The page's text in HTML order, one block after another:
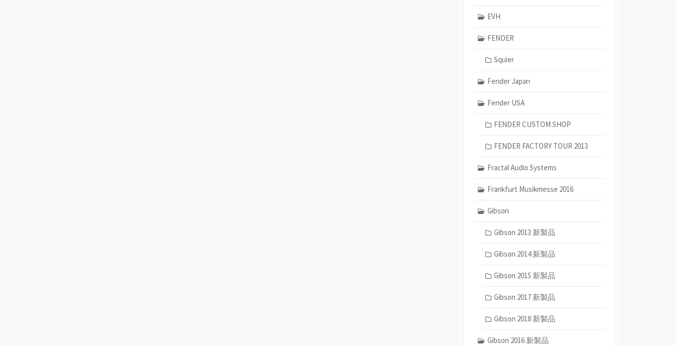
EVH
FENDER
Squier
Fender Japan
Fender USA
FENDER CUSTOM SHOP
FENDER FACTORY TOUR 2013
Fractal Audio Systems
Frankfurt Musikmesse 2016
Gibson
Gibson 2013 新製品
Gibson 2014 新製品
Gibson 2015 新製品
Gibson 2017 新製品
Gibson 2018 新製品
Gibson 2016 新製品